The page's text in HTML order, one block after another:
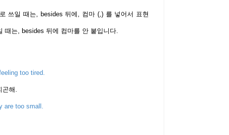
쓰일 때는, besides 뒤에, 컴마 (,) 를 넣어서 표현
때는, besides 뒤에 컴마를 안 붙입니다.
too tired.
곤해.
are too small.